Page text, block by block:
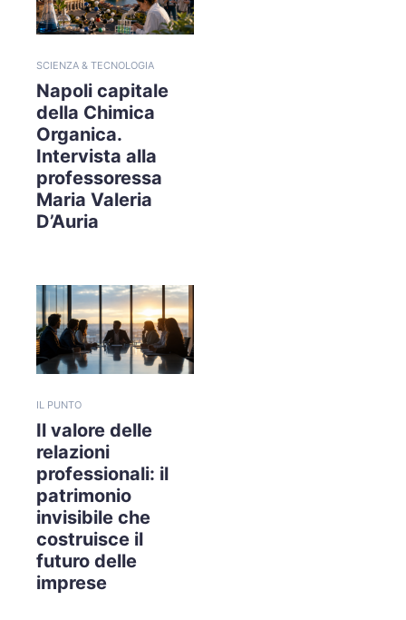
SCIENZA & TECNOLOGIA
Napoli capitale
della Chimica
Organica.
Intervista alla
professoressa
Maria Valeria
D’Auria
IL PUNTO
Il valore delle
relazioni
professionali: il
patrimonio
invisibile che
costruisce il
futuro delle
imprese